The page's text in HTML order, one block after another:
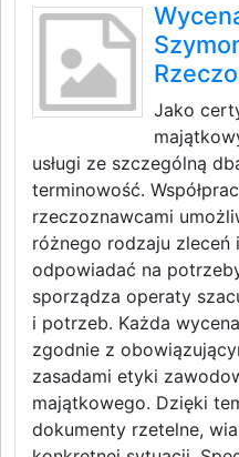
Jako
usługi ze szczególną
terminowość.
rzeczoznawcami
różnego rodzaju zleceń
odpowiadać na
sporządza operaty
i potrzeb. Każda
zgodnie z
zasadami etyki
majątkowego. Dzięki
dokumenty rzetelne,